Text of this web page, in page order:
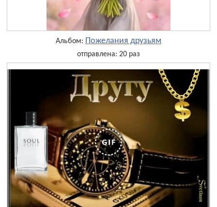
Альбом: Пожелания друзьям
отправлена: 20 раз